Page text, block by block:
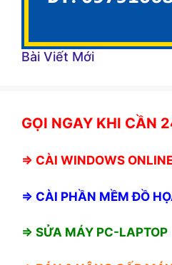
Bài Viết Mới
GỌI NGAY KHI CẦN
⇒ CÀI WINDOWS
⇒ CÀI PHẦN MỀM ĐỒ
⇒ SỬA MÁY PC-LAPTOP